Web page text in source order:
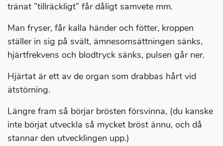
tränat ”tillräckligt” får dåligt samvete mm.
Man fryser, får kalla händer och fötter, kroppen
ställer in sig på svält, ämnesomsättningen sänks,
hjärtfrekvens och blodtryck sänks, pulsen går ner.
Hjärtat är ett av de organ som drabbas hårt vid
ätstörning.
Längre fram så börjar brösten försvinna, (du kanske
inte börjat utveckla så mycket bröst ännu, och då
stannar den utvecklingen upp.)